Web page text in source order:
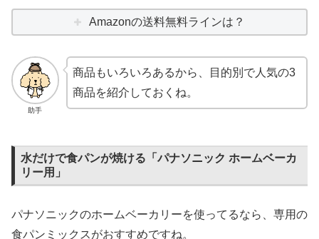
Amazonの送料無料ラインは？
助手
商品もいろいろあるから、目的別で人気の3
商品を紹介しておくね。
水だけで食パンが焼ける「パナソニック ホームベーカ
リー用」
パナソニックのホームベーカリーを使ってるなら、専用の
食パンミックスがおすすめですね。